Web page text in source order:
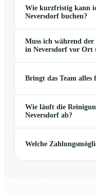
Wie kurzfristig kann
Neversdorf buchen?
Muss ich während
in Neversdorf vor Ort
Bringt das Team
Wie läuft die
Neversdorf ab?
Welche